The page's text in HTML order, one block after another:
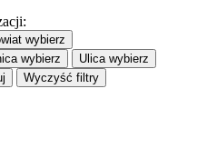
wybierz
wybierz Ulica wybierz
Wyczyść filtry